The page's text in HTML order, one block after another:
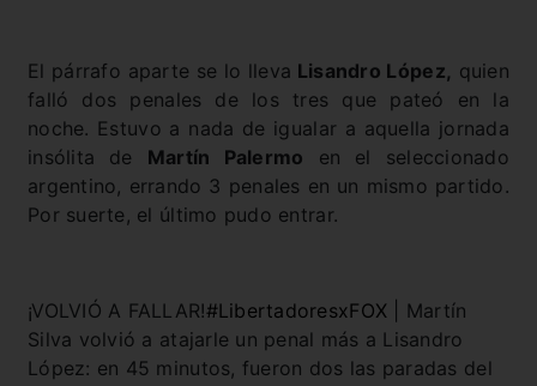
El párrafo aparte se lo lleva Lisandro López, quien
falló dos penales de los tres que pateó en la
noche. Estuvo a nada de igualar a aquella jornada
insólita de Martín Palermo en el seleccionado
argentino, errando 3 penales en un mismo partido.
Por suerte, el último pudo entrar.
¡VOLVIÓ A FALLAR!#LibertadoresxFOX | Martín
Silva volvió a atajarle un penal más a Lisandro
López: en 45 minutos, fueron dos las paradas del